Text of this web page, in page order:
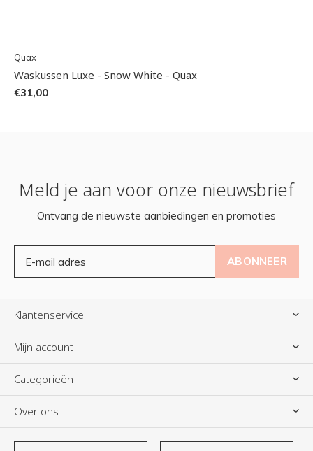
Quax
Waskussen Luxe - Snow White - Quax
€31,00
Meld je aan voor onze nieuwsbrief
Ontvang de nieuwste aanbiedingen en promoties
ABONNEER
Klantenservice
Mijn account
Categorieën
Over ons